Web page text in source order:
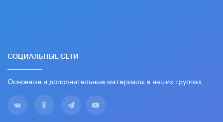
СОЦИАЛЬНЫЕ СЕТИ
Основные и дополнительные материалы в наших группах